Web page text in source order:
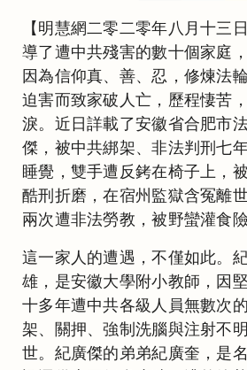
【明慧網二零二零年八月十三
導了遭中共殘害的數十個家庭
因為信仰真、善、忍，修煉法
迫害而致家破人亡，歷程悽苦
淚。近日詳載了安徽省合肥市
傑，被中共綁架、非法判刑七
睡覺，雙手遭反銬在椅子上，
酷刑折磨，在宿州監獄含冤離
兩次遭非法勞教，被野蠻灌食險
這一家人的遭遇，不僅如此。
雄，是安徽大學附小教師，因
十多年遭中共各級人員無數次
架、關押、強制洗腦與注射不
世。紀廣傑的弟弟紀廣奎，是